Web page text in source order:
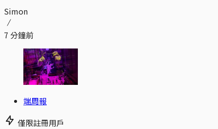
Simon
7 分鐘前
端周報
僅限註冊用戶